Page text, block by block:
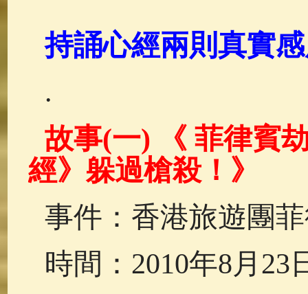
佛典故事(37) 佛說療痔(腫瘤)
持誦心經兩則真實
.
故事(一) 《 菲律賓
經》躲過槍殺！》
事件：香港旅遊團
時間：2010年8月23